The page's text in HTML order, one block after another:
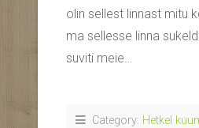
olin sellest linnast mitu
ma sellesse linna
suviti meie…
Category: Hetkel